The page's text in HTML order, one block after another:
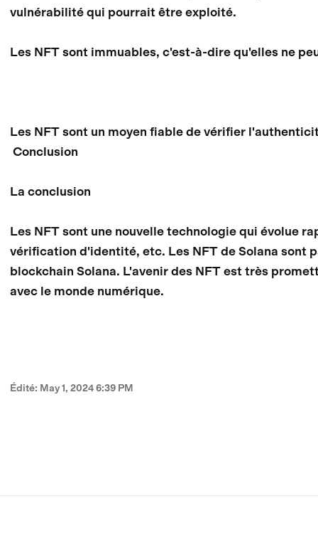
vulnérabilité qui pourrait être exploité.
Les NFT sont immuables, c'est-à-dire qu'elles ne
Les NFT sont un moyen fiable de vérifier
Conclusion
La conclusion
Les NFT sont une nouvelle technologie qui évolue
vérification d'identité, etc. Les NFT de Solana sont
blockchain Solana. L'avenir des NFT est très
avec le monde numérique.
Édité: May 1, 2024 6:39 PM